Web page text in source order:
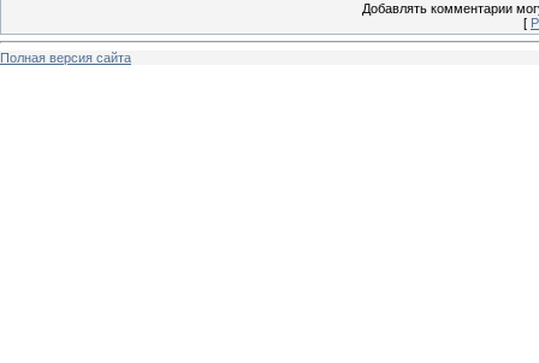
Добавлять комментарии
[
Полная версия сайта